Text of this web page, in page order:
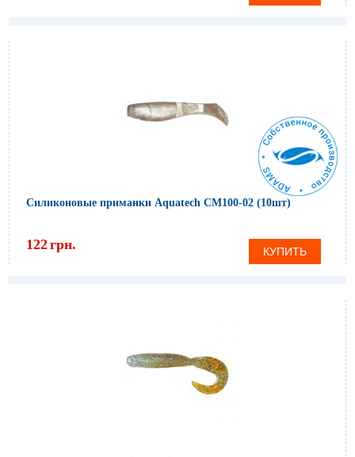
Силиконовые приманки Aquatech СМ100-02 (10шт)
122грн. КУПИТЬ